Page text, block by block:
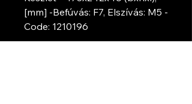
[mm] -Befúvás: F7, Elszívás: M5 -
Code: 1210196